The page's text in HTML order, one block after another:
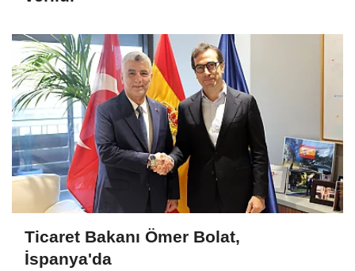
Ticaret Bakanı Ömer Bolat,
İspanya'da